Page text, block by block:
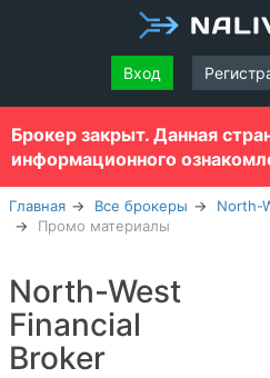
Вход
Брокер закрыт. Данная
информационного
Главная Все брокеры
North-
Промо материалы
North-West
Financial
Broker